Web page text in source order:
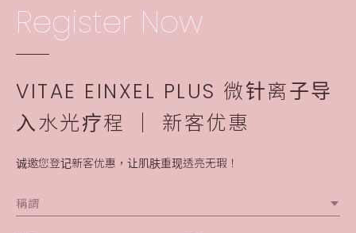
Register Now
VITAE EINXEL PLUS 微针离⼦导
⼊水光疗程 │ 新客优惠
诚邀您登记新客优惠，让肌肤重现透亮无瑕！
稱謂